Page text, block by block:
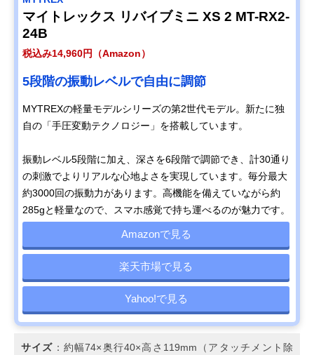
マイトレックス リバイブミニ XS 2 MT-RX2-
24B
税込み14,960円（Amazon）
5段階の振動レベルで自由に調節
MYTREXの軽量モデルシリーズの第2世代モデル。新たに独
自の「手圧変動テクノロジー」を搭載しています。
振動レベル5段階に加え、深さを6段階で調節でき、計30通り
の刺激でよりリアルな心地よさを実現しています。毎分最大
約3000回の振動力があります。高機能を備えていながら約
285gと軽量なので、スマホ感覚で持ち運べるのが魅力です。
Amazonで見る
楽天市場で見る
Yahoo!で見る
サイズ ：約幅74×奥行40×高さ119mm（アタッチメント除